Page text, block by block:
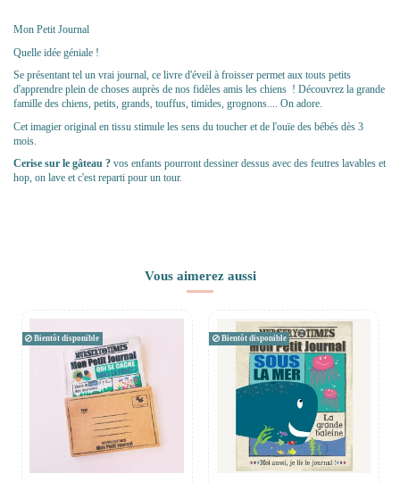
Mon Petit Journal
Quelle idée géniale !
Se présentant tel un vrai journal, ce livre d'éveil à froisser permet aux touts petits
d'apprendre plein de choses auprès de nos fidèles amis les chiens ! Découvrez la grande
famille des chiens, petits, grands, touffus, timides, grognons.... On adore.
Cet imagier original en tissu stimule les sens du toucher et de l'ouïe des bébés dès 3
mois.
Cerise sur le gâteau ? vos enfants pourront dessiner dessus avec des feutres lavables et
hop, on lave et c'est reparti pour un tour.
Vous aimerez aussi
Bientôt disponible Bientôt disponible